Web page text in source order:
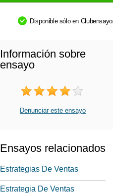
Disponible sólo en
Información sobre
ensayo
Denunciar este ensayo
Ensayos relacionados
Estrategias De Ventas
Estrategia De Ventas